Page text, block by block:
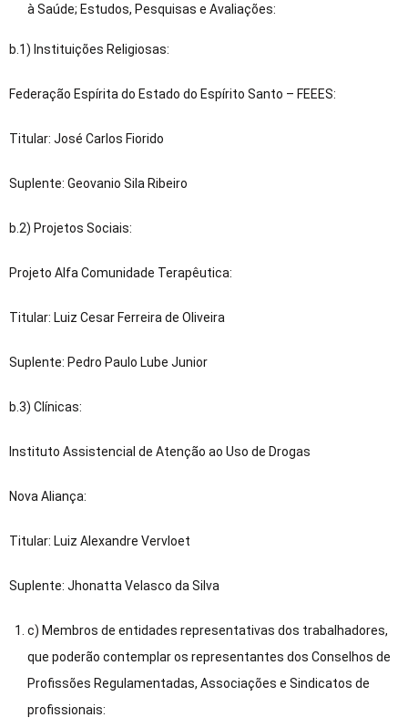
à Saúde; Estudos, Pesquisas e Avaliações:
b.1) Instituições Religiosas:
Federação Espírita do Estado do Espírito Santo – FEEES:
Titular: José Carlos Fiorido
Suplente: Geovanio Sila Ribeiro
b.2) Projetos Sociais:
Projeto Alfa Comunidade Terapêutica:
Titular: Luiz Cesar Ferreira de Oliveira
Suplente: Pedro Paulo Lube Junior
b.3) Clínicas:
Instituto Assistencial de Atenção ao Uso de Drogas
Nova Aliança:
Titular: Luiz Alexandre Vervloet
Suplente: Jhonatta Velasco da Silva
c) Membros de entidades representativas dos trabalhadores,
que poderão contemplar os representantes dos Conselhos de
Profissões Regulamentadas, Associações e Sindicatos de
profissionais: